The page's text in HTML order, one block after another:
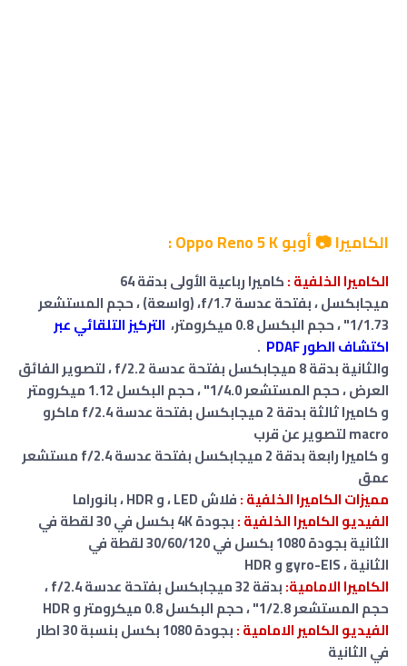
الكاميرا 📷 أوبو Oppo Reno 5 K :
الكاميرا الخلفية :
كاميرا رباعية الأولى بدقة 64
ميجابكسل ،بفتحة عدسة f/1.7، (واسعة) ،حجم المستشعر
1/1.73" ، حجم البكسل 0.8 ميكرومتر،
التركيز التلقائي عبر
اكتشاف الطور PDAF
.
والثانية بدقة 8 ميجابكسل بفتحة عدسة f/2.2
،لتصوير الفائق
العرض،حجم المستشعر 1/4.0"
، حجم البكسل 1.12 ميكرومتر
و كاميرا ثالثة بدقة 2 ميجابكسل بفتحة عدسة f/2.4 ماكرو
macro لتصوير عن قرب
و كاميرا رابعة بدقة 2 ميجابكسل بفتحة عدسة f/2.4 مستشعر
عمق
مميزاتالكاميرا الخلفية :فلاش LED ، و
الفيديو الكاميرا الخلفية :
بجودة 4K بكسل في 30 لقطة في
الثانية بجودة 1080 بكسل في 30/60/120 لقطة في
الثانية ، gyro-EIS
و HDR
الكاميرا الامامية:
بدقة 32 ميجابكسل بفتحة عدسة f/2.4 ،
حجم المستشعر 1/2.8" ، حجم البكسل 0.8 ميكرومتر و HDR
الفيديو الكاميرالامامية:
بجودة 1080 بكسل بنسبة 30 اطار
في الثانية